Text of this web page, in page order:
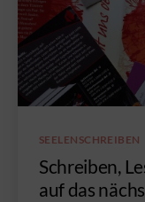
Kategorien
SEELENSCHREIBEN
Schreiben,
auf das